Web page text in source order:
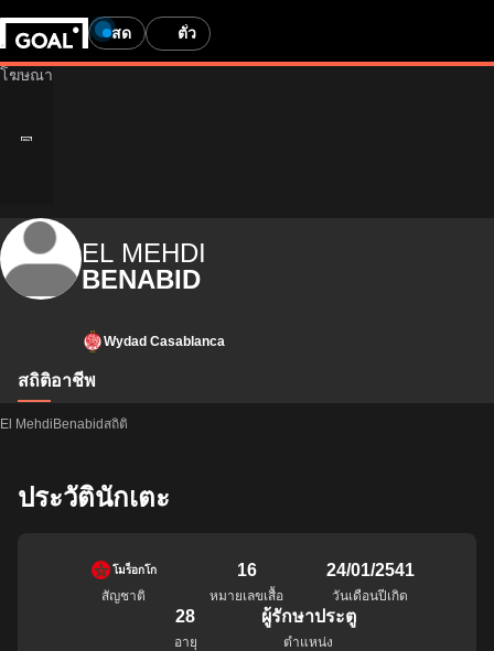
สด ตั๋ว
EL MEHDI
BENABID
Wydad Casablanca
สถิติอาชีพ
El MehdiBenabidสถิติ
ประวัตินักเตะ
โมร็อกโก
สัญชาติ
16
หมายเลขเสื้อ
24/01/2541
วันเดือนปีเกิด
28
อายุ
ผู้รักษาประตู
ตำแหน่ง